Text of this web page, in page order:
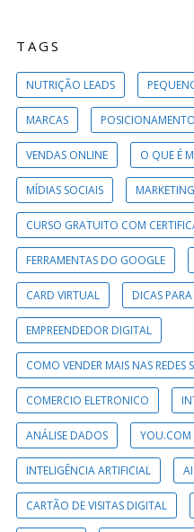
TAGS
NUTRIÇÃO LEADS
MARCAS POSICIONAMENTO
VENDAS ONLINE O QUE É
MÍDIAS SOCIAIS
CURSO GRATUITO COM
FERRAMENTAS DO GOOGLE
CARD VIRTUAL DICAS
EMPREENDEDOR DIGITAL
COMO VENDER MAIS NAS REDES
COMERCIO ELETRONICO
ANÁLISE DADOS YOU.COM
INTELIGÊNCIA ARTIFICIAL AI
CARTÃO DE VISITAS DIGITAL